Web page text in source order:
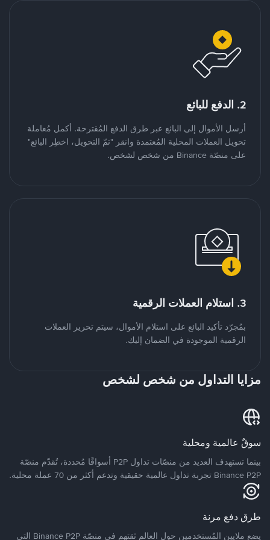
2. الدفع للبائع
أرسل الأموال إلى البائع عبر طرق الدفع المُقترحة. أكمل مُعاملة
تحويل العملات المحلية المُعتمدة وانقر "تمّ التحويل، اخطِر البائع"
على منصّة Binance من شخص لشخص.
3. استلام العملات الرقمية
بمُجرّد تأكيد البائع على استلام الأموال، سيتم تحرير العملات
الرقمية الموجودة في الضمان إليك.
مزايا التداول من شخص لشخص
سوقٌ عالمية ومحلية
بينما تستهدف العديد من منصّات تداول P2P أسواقًا مُحددة، تُقدّم منصّة
Binance P2P تجربة تداول عالمية حقيقية وتدعم أكثر من 70 عملة محلية.
طرق دفع مرنة
يضع ملايين المُستخدمين حول العالم ثقتهم في منصّة Binance P2P التي